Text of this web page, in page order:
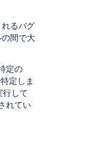
項
目
るバグ
間で大
定の
定しま
行して
れてい